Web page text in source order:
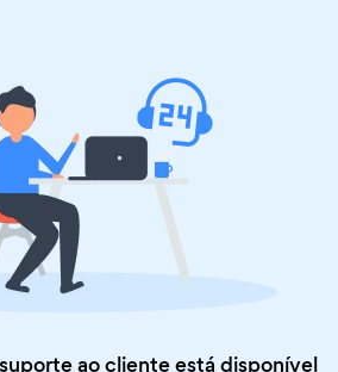
ao cliente está disponível